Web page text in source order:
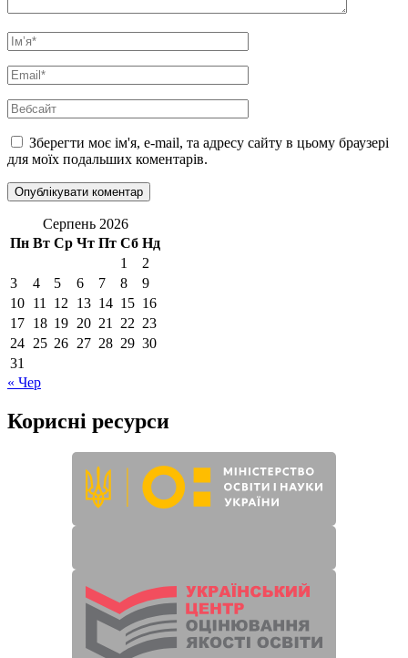
Ім’я*
Email*
Вебсайт
Зберегти моє ім'я, e-mail, та адресу сайту в цьому браузері
для моїх подальших коментарів.
Серпень 2026
Пн Вт Ср Чт Пт Сб Нд
1
2
3
4 5 6 7 8
9
10 11 12 13 14 15 16
17 18 19 20 21 22 23
24 25 26 27 28 29 30
31
« Чер
Корисні ресурси